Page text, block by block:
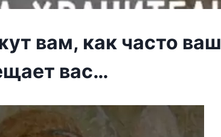
вам, как часто ваш
вас…